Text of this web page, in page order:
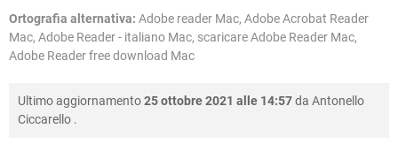
Ortografia alternativa: Adobe reader Mac, Adobe Acrobat Reader
Mac, Adobe Reader - italiano Mac, scaricare Adobe Reader Mac,
Adobe Reader free download Mac
Ultimo aggiornamento25 ottobre 2021 alle 14:57da Antonello
Ciccarello .